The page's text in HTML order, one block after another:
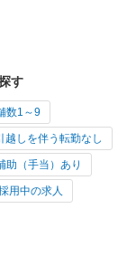
す
数1～9
越しを伴う転勤なし
助（手当）あり
用中の求人